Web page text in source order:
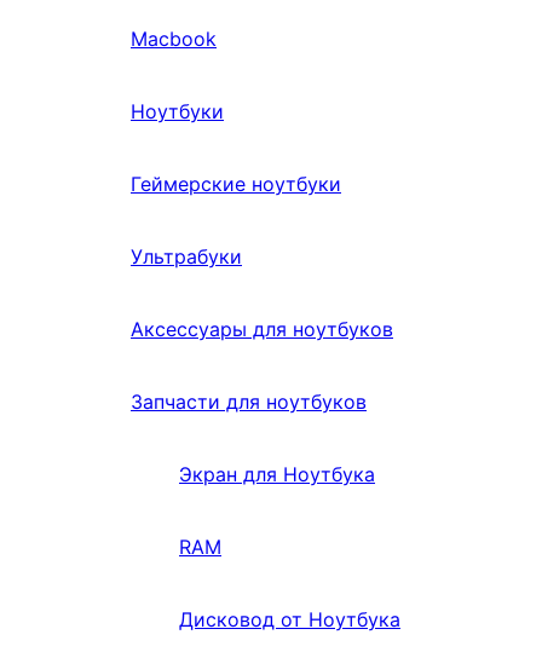
Macbook
Ноутбуки
Геймерские ноутбуки
Ультрабуки
Аксессуары для ноутбуков
Запчасти для ноутбуков
Экран для Ноутбука
RAM
Дисковод от Ноутбука